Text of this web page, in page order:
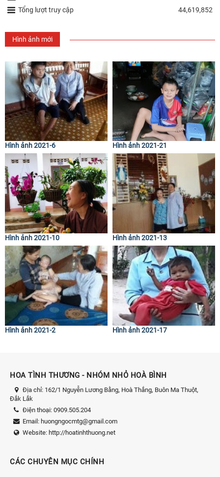
Tổng lượt truy cập
44,619,852
Hình ảnh mới
Hình ảnh 2021-6 Hình ảnh 2021-21
Hình ảnh 2021-10 Hình ảnh 2021-13
Hình ảnh 2021-2 Hình ảnh 2021-17
HOA TÌNH THƯƠNG - NHÓM NHỎ HOÀ BÌNH
Địa chỉ: 162/1 Nguyễn Lương Bằng, Hoà Thắng, Buôn Ma Thuột,
Đắk Lắk
Điện thoại: 0909.505.204
Email: huongngocmtg@gmail.com
Website: http://hoatinhthuong.net
CÁC CHUYÊN MỤC CHÍNH